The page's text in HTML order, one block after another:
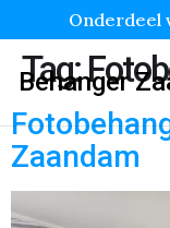
Onderdeel
Behanger
Tag:
Zaandam